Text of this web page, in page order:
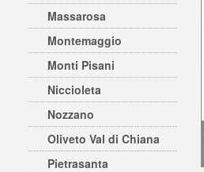
Massarosa
Montemaggio
Monti Pisani
Niccioleta
Nozzano
Oliveto Val di Chiana
Pietrasanta